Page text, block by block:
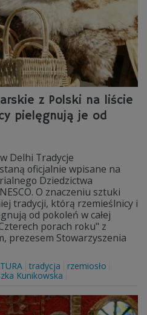
z Polski na liście
pielęgnują je od
Delhi Tradycje
oficjalnie wpisane na
Dziedzictwa
O znaczeniu sztuki
tradycji, którą rzemieślnicy i
od pokoleń w całej
porach roku" z
prezesem Stowarzyszenia
tradycja
rzemiosło
Kunikowska